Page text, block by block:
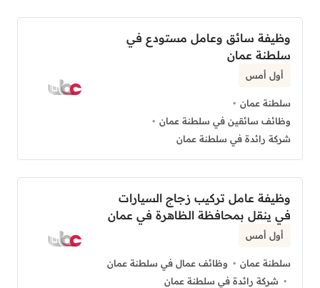
وظيفة سائق وعامل مستودع في
سلطنة عمان
أول أمس
سلطنة عمان
وظائف سائقين في سلطنة عمان
شركة رائدة في سلطنة عمان
وظيفة عامل تركيب زجاج السيارات
في ينقل بمحافظة الظاهرة في عمان
أول أمس
سلطنة عمان
وظائف عمال في سلطنة عمان
شركة رائدة في سلطنة عمان